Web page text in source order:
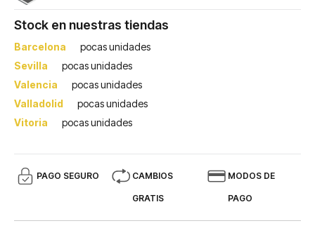
Stock en nuestras tiendas
Barcelona
pocas unidades
Sevilla
pocas unidades
Valencia
pocas unidades
Valladolid
pocas unidades
Vitoria
pocas unidades
PAGO SEGURO CAMBIOS
GRATIS
MODOS DE
PAGO